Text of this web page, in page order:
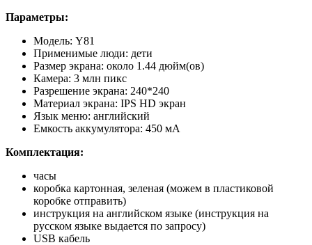
Параметры:
Модель: Y81
Применимые люди: дети
Размер экрана: около 1.44 дюйм(ов)
Камера: 3 млн пикс
Разрешение экрана: 240*240
Материал экрана: IPS HD экран
Язык меню: английский
Емкость аккумулятора: 450 мА
Комплектация:
часы
коробка картонная, зеленая (можем в пластиковой
коробке отправить)
инструкция на английском языке (инструкция на
русском языке выдается по запросу)
USB кабель